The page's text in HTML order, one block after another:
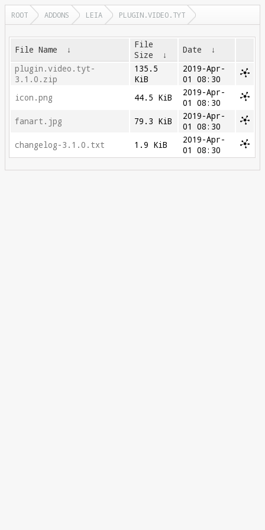
ROOT ADDONS LEIA PLUGIN.VIDEO.TYT
File Name ↓
File
Size
↓ Date
↓
plugin.video.tyt-
3.1.0.zip
135.5
KiB
2019-Apr-
01 08:30
icon.png
44.5 KiB
2019-Apr-
01 08:30
fanart.jpg
79.3 KiB
2019-Apr-
01 08:30
changelog-3.1.0.txt
1.9 KiB
2019-Apr-
01 08:30